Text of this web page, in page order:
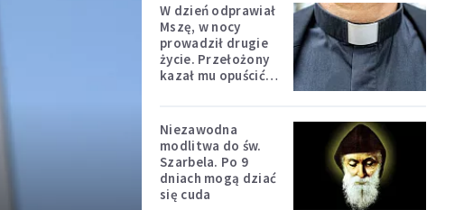
W dzień odprawiał
Mszę, w nocy
prowadził drugie
życie. Przełożony
kazał mu opuścić
Niezawodna
modlitwa do św.
Szarbela. Po 9
dniach mogą dziać
się cuda